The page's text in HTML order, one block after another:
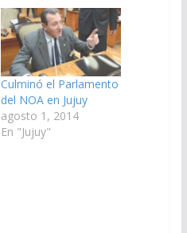
Culminó el Parlamento
del NOA en Jujuy
agosto 1, 2014
En "Jujuy"